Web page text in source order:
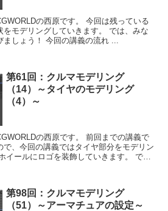
西原です。 今回は残っている
リングしていきます。 では、みな
さんも一緒につくって学びましょう！ 今回の講義の流れ ...
第61回：クルマモデリング
（14）～タイヤのモデリング
（4）～
西原です。 前回までの講義で
で、今回の講義ではタイヤ部分をモデリン
ールにロゴを装飾していきます。 で
第98回：クルマモデリング
（51）～アーマチュアの設定～